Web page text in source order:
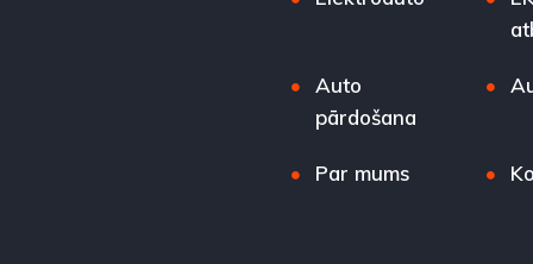
Auto
pārdošana
Par mums